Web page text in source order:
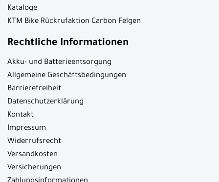
Kataloge
KTM Bike Rückrufaktion Carbon Felgen
Rechtliche Informationen
Akku- und Batterieentsorgung
Allgemeine Geschäftsbedingungen
Barrierefreiheit
Datenschutzerklärung
Kontakt
Impressum
Widerrufsrecht
Versandkosten
Versicherungen